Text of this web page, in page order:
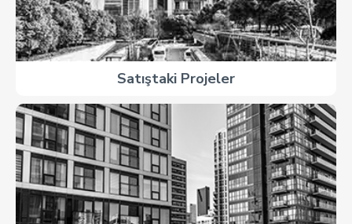
Satıştaki Projeler